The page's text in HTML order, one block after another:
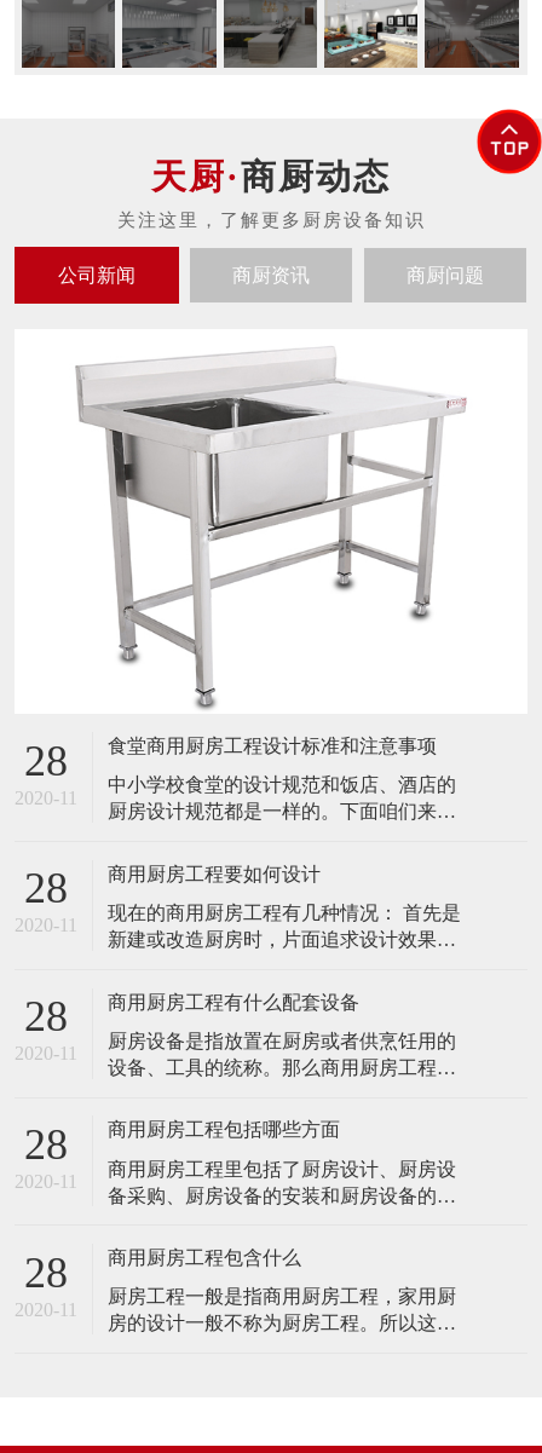
商厨动态
公司新闻 商厨资讯 商厨问题
28
2020-11
食堂商用厨房工程设计标准和注意事项
中小学校食堂的设计规范和饭店、酒店的
厨房设计规范都是一样的。下面咱们来介
和标准，还有设计时的注意事项吧！ 一、
食堂厨房设计规范和标准 食堂厨房设计需
要遵守商用厨房的一般规范和标准，以及
国家和地方的卫生防疫和消防等相关要
计规范G
28
2020-11
商用厨房工程要如何设计
现在的商用厨房工程有几种情况： 首先是
新建或改造厨房时，片面追求设计效果图
的设备板太薄、质太轻，工作台一用就
晃，炉灶一烧就臌，冰箱一不小心就升
温。还有些设备看似新颖，功能超前，而
真正的实用价值不高，如好多国产的运水
撤出，饭店筹
28
2020-11
商用厨房工程有什么配套设备
厨房设备是指放置在厨房或者供烹饪用的
设备、工具的统称。那么商用厨房工程有
先大家要了解的是什么是商用厨房配套设
房在筹建时，采购的商用厨房设备、配合
厨房设备的土建及水电项目，以及厨房完
套
28
2020-11
商用厨房工程包括哪些方面
商用厨房工程里包括了厨房设计、厨房设
备采购、厨房设备的安装和厨房设备的售
厨房工程。 1、策划：做厨房工程的第一步
位，看你经营的餐饮项目是什么，具体是
酒店、饭店、还是中央厨房，根据具体的
28
2020-11
商用厨房工程包含什么
厨房工程一般是指商用厨房工程，家用厨
房的设计一般不称为厨房工程。所以这篇